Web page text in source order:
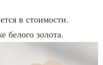
в стоимости.
белого золота.